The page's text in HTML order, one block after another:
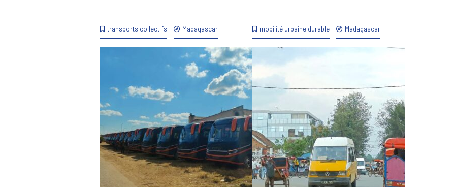
transports collectifs Madagascar mobilité urbaine durable Madagascar